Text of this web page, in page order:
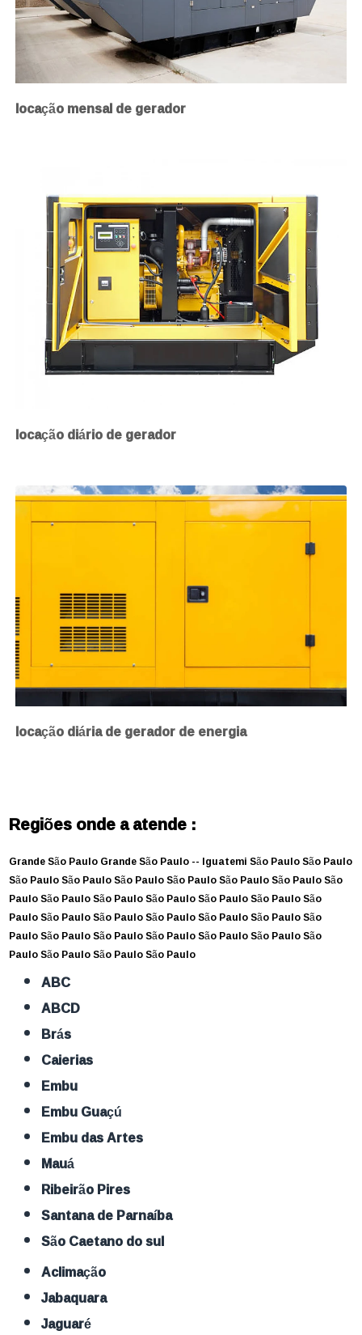
locação mensal de gerador
locação diário de gerador
locação diária de gerador de energia
Regiões onde a atende :
Grande São PauloGrande São Paulo -- IguatemiSão PauloSão Paulo
São PauloSão PauloSão PauloSão PauloSão PauloSão PauloSão
PauloSão PauloSão PauloSão PauloSão PauloSão PauloSão
PauloSão PauloSão PauloSão PauloSão PauloSão PauloSão
PauloSão PauloSão PauloSão PauloSão PauloSão PauloSão
PauloSão PauloSão PauloSão Paulo
ABC
ABCD
Brás
Caierias
Embu
Embu Guaçú
Embu das Artes
Mauá
Ribeirão Pires
Santana de Parnaíba
São Caetano do sul
Aclimação
Jabaquara
Jaguaré